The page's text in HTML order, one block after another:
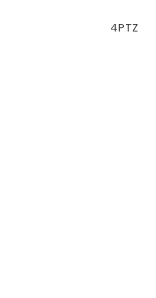
4PTZ